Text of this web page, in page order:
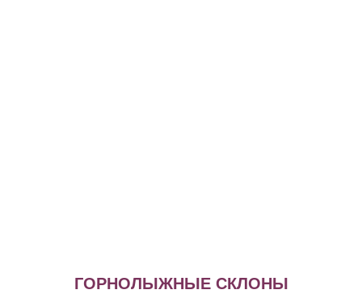
ГОРНОЛЫЖНЫЕ СКЛОНЫ